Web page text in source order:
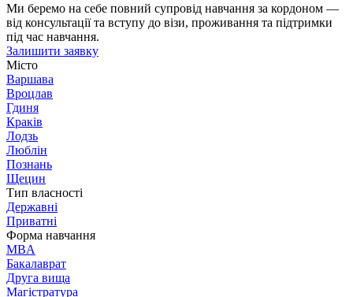
Ми беремо на себе повний супровід навчання за кордоном —
від консультації та вступу до візи, проживання та підтримки
під час навчання.
Залишити заявку
Місто
Варшава
Вроцлав
Гдиня
Краків
Лодзь
Люблін
Познань
Щецин
Тип власності
Державні
Приватні
Форма навчання
MBA
Бакалаврат
Друга вища
Магістратура